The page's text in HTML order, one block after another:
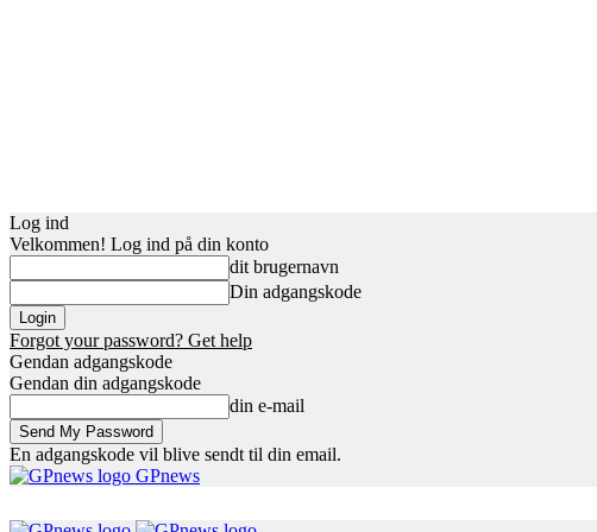
Log ind
Velkommen! Log ind på din konto
dit brugernavn
Din adgangskode
Forgot your password? Get help
Gendan adgangskode
Gendan din adgangskode
din e-mail
En adgangskode vil blive sendt til din email.
GPnews